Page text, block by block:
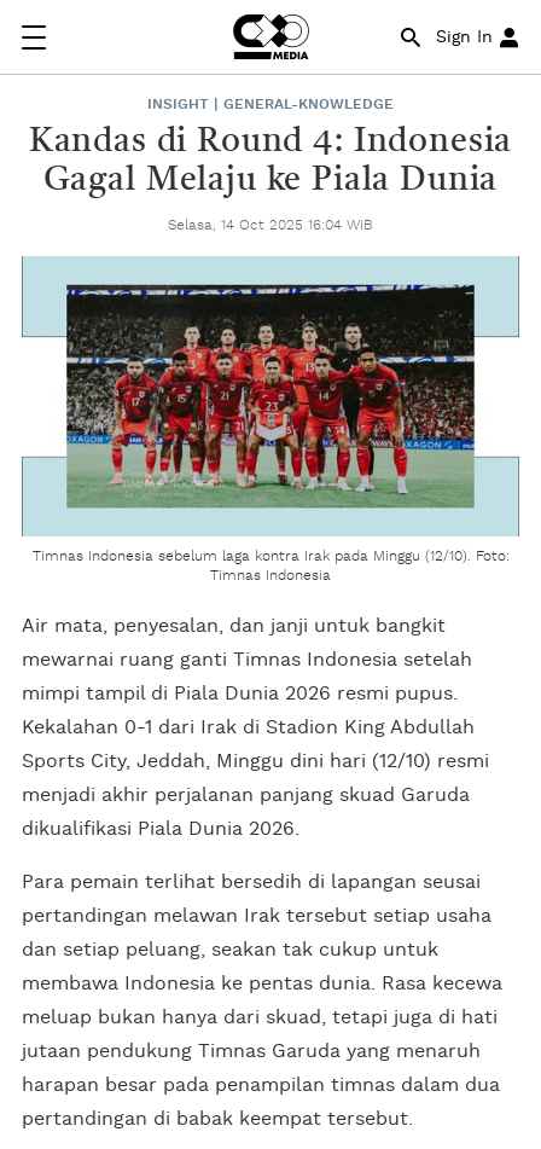
Sign In
INSIGHT | GENERAL-KNOWLEDGE
Kandas di Round 4: Indonesia
Gagal Melaju ke Piala Dunia
Selasa, 14 Oct 2025 16:04 WIB
Timnas Indonesia sebelum laga kontra Irak pada Minggu (12/10). Foto:
Timnas Indonesia
Air mata, penyesalan, dan janji untuk bangkit
mewarnai ruang ganti Timnas Indonesia setelah
mimpi tampil di Piala Dunia 2026 resmi pupus.
Kekalahan 0-1 dari Irak di Stadion King Abdullah
Sports City, Jeddah, Minggu dini hari (12/10) resmi
menjadi akhir perjalanan panjang skuad Garuda
dikualifikasi Piala Dunia 2026.
Para pemain terlihat bersedih di lapangan seusai
pertandingan melawan Irak tersebut setiap usaha
dan setiap peluang, seakan tak cukup untuk
membawa Indonesia ke pentas dunia. Rasa kecewa
meluap bukan hanya dari skuad, tetapi juga di hati
jutaan pendukung Timnas Garuda yang menaruh
harapan besar pada penampilan timnas dalam dua
pertandingan di babak keempat tersebut.